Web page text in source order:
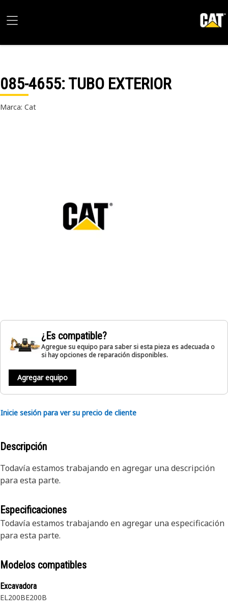
085-4655: TUBO EXTERIOR
Marca: Cat
¿Es compatible?
Agregue su equipo para saber si esta pieza es adecuada o
si hay opciones de reparación disponibles.
Agregar equipo
Inicie sesión para ver su precio de cliente
Descripción
Todavía estamos trabajando en agregar una descripción
para esta parte.
Especificaciones
Todavía estamos trabajando en agregar una especificación
para esta parte.
Modelos compatibles
Excavadora
EL200BE200B